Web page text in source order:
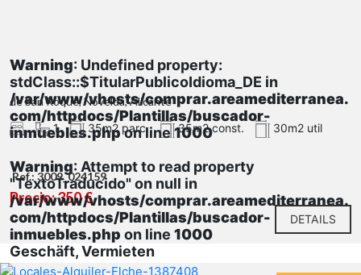
Warning: Undefined property:
stdClass::$TitularPublicoIdioma_DE in
/var/www/vhosts/comprar.areamediterranea.
com/httpdocs/Plantillas/buscador-
inmuebles.phpon line 1000
Warning: Attempt to read property
"TextoTraducido" on null in
/var/www/vhosts/comprar.areamediterranea.
com/httpdocs/Plantillas/buscador-
inmuebles.php on line 1000
Geschäft, Vermieten
de San Roque, Novelda, Alicante
1
35m2 parc. 35m2 const. 30m2 util
Ref.: 3009_024159
Precio: 350 €
DETAILS